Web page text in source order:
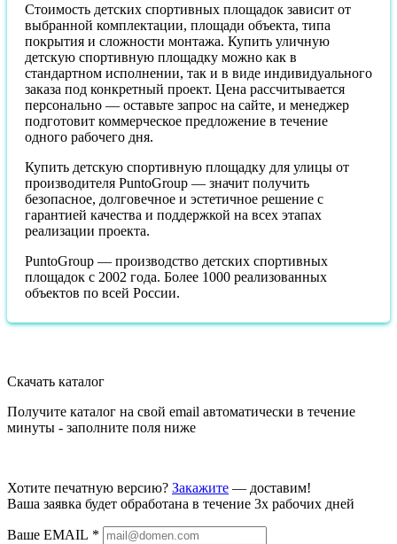
Стоимость детских спортивных площадок зависит от
выбранной комплектации, площади объекта, типа
покрытия и сложности монтажа. Купить уличную
детскую спортивную площадку можно как в
стандартном исполнении, так и в виде индивидуального
заказа под конкретный проект. Цена рассчитывается
персонально — оставьте запрос на сайте, и менеджер
подготовит коммерческое предложение в течение
одного рабочего дня.
Купить детскую спортивную площадку для улицы от
производителя PuntoGroup — значит получить
безопасное, долговечное и эстетичное решение с
гарантией качества и поддержкой на всех этапах
реализации проекта.
PuntoGroup — производство детских спортивных
площадок с 2002 года. Более 1000 реализованных
объектов по всей России.
Скачать каталог
Получите каталог на свой email автоматически в течение
минуты - заполните поля ниже
Хотите печатную версию? Закажите — доставим!
Ваша заявка будет обработана в течение 3х рабочих дней
Ваше EMAIL *